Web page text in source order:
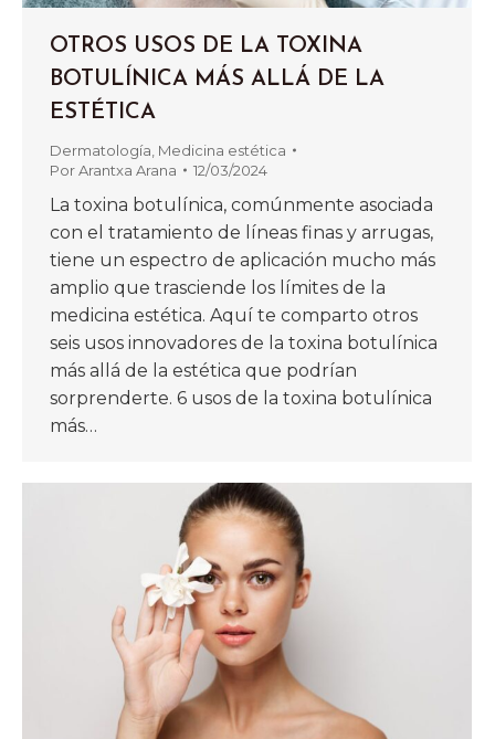
OTROS USOS DE LA TOXINA
BOTULÍNICA MÁS ALLÁ DE LA
ESTÉTICA
Dermatología Medicina estética
PorArantxa Arana 12/03/2024
La toxina botulínica, comúnmente asociada
con el tratamiento de líneas finas y arrugas,
tiene un espectro de aplicación mucho más
amplio que trasciende los límites de la
medicina estética. Aquí te comparto otros
seis usos innovadores de la toxina botulínica
más allá de la estética que podrían
sorprenderte. 6 usos de la toxina botulínica
más…